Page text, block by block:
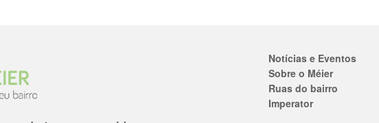
Notícias e Eventos
Sobre o Méier
Ruas do bairro
Imperator